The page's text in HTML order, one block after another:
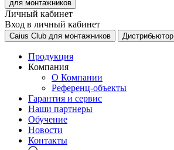
для монтажников
Личный кабинет
Вход в личный кабинет
Caius Club для монтажников Дистрибьютор
Продукция
Компания
О Компании
Референц-объекты
Гарантия и сервис
Наши партнеры
Обучение
Новости
Контакты